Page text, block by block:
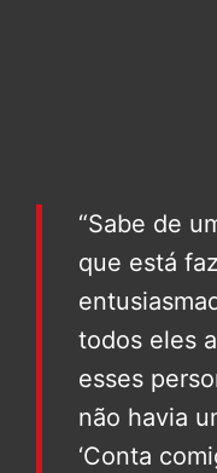
“Sabe de
que está
todos eles
esses
não havia
‘Conta